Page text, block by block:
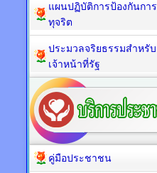
แผนปฏิบัติการป้องกันการ
ทุจริต
ประมวลจริยธรรมสำหรับ
เจ้าหน้าที่รัฐ
คู่มือประชาชน